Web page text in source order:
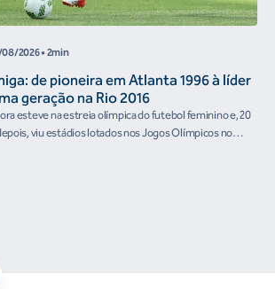
08/2026• 2min
de pioneira em Atlanta 1996 à líder
geração na Rio 2016
esteve na estreia olímpica do futebol feminino e, 20
viu estádios lotados nos Jogos Olímpicos no